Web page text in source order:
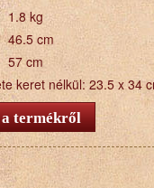
1.8 kg
46.5 cm
57 cm
keret nélkül: 23.5 x 34